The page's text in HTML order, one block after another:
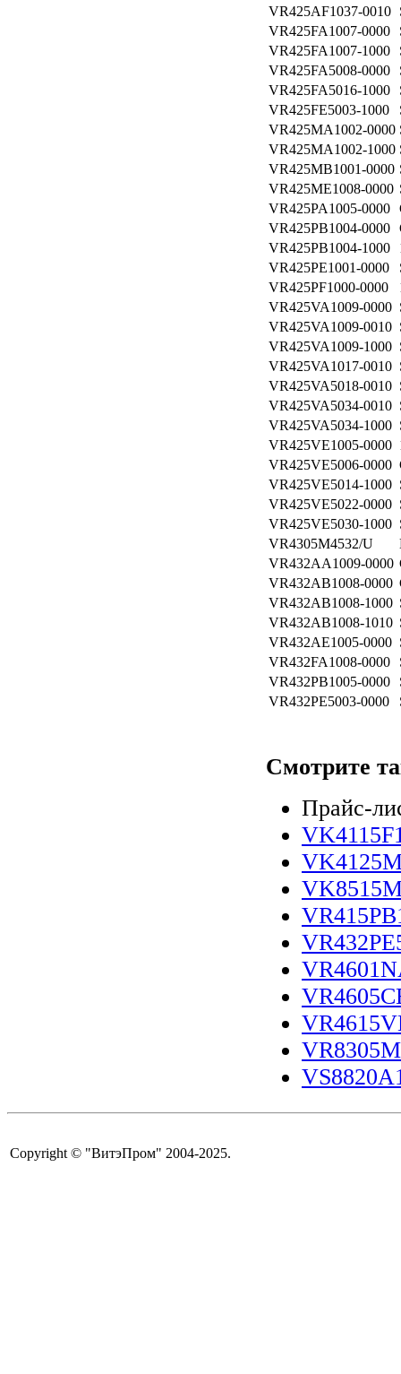
VR425AF1037-0010
VR425FA1007-0000
VR425FA1007-1000
VR425FA5008-0000
VR425FA5016-1000
VR425FE5003-1000
VR425MA1002-0000
VR425MA1002-1000
VR425MB1001-0000
VR425ME1008-0000
VR425PA1005-0000
VR425PB1004-0000
VR425PB1004-1000
VR425PE1001-0000
VR425PF1000-0000
VR425VA1009-0000
VR425VA1009-0010
VR425VA1009-1000
VR425VA1017-0010
VR425VA5018-0010
VR425VA5034-0010
VR425VA5034-1000
VR425VE1005-0000
VR425VE5006-0000
VR425VE5014-1000
VR425VE5022-0000
VR425VE5030-1000
VR4305M4532/U
VR432AA1009-0000
VR432AB1008-0000
VR432AB1008-1000
VR432AB1008-1010
VR432AE1005-0000
VR432FA1008-0000
VR432PB1005-0000
VR432PE5003-0000
Смотрите
Прайс-
Copyright © "ВитэПром" 2004-2025.